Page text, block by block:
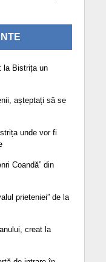
la Bistrița un
așteptați să se
unde vor fi
Coandă” din
prieteniei” de la
creat la